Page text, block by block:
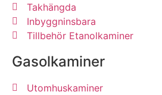
Takhängda
Inbyggninsbara
Tillbehör Etanolkaminer
Gasolkaminer
Utomhuskaminer